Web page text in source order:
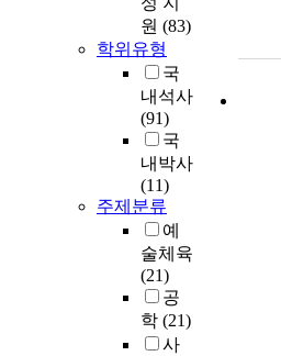
원 (83)
학위유형
국
내석사
(91)
국
내박사
(11)
주제분류
예
술체육
(21)
공
학 (21)
사